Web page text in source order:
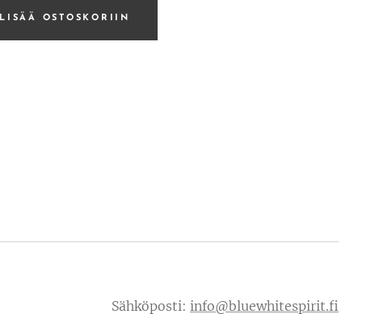
LISÄÄ OSTOSKORIIN
Sähköposti: info@bluewhitespirit.fi